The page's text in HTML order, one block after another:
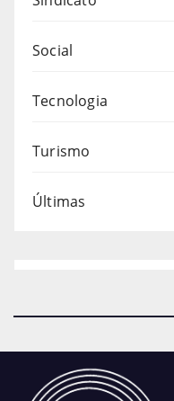
Social
Tecnologia
Turismo
Últimas